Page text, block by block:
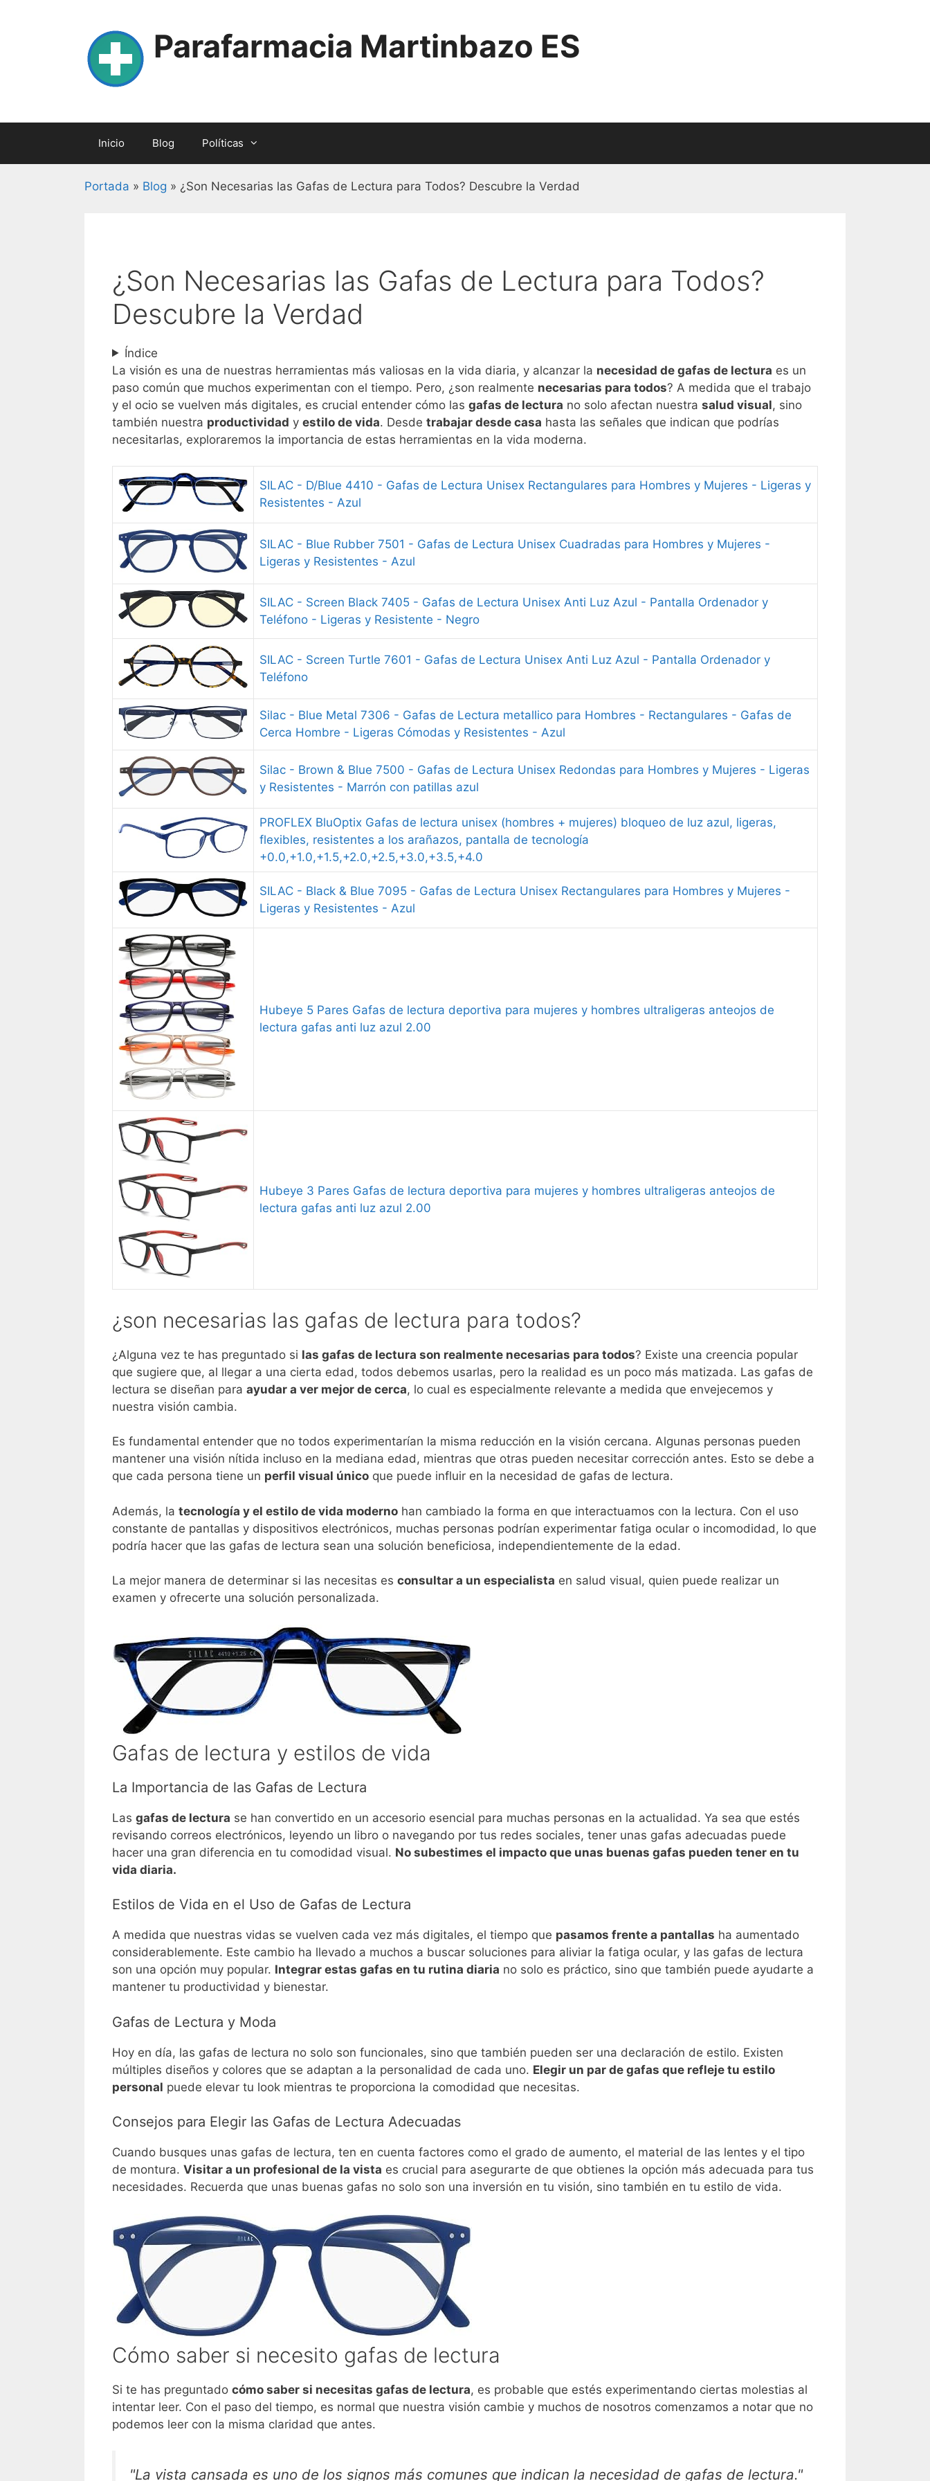
Parafarmacia Martinbazo ES
Inicio Blog Políticas
Portada » Blog » ¿Son Necesarias las Gafas de Lectura para Todos? Descubre la Verdad
¿Son Necesarias las Gafas de Lectura para Todos?
Descubre la Verdad
Índice
La visión es una de nuestras herramientas más valiosas en la vida diaria, y alcanzar la necesidad de gafas de lectura es un
paso común que muchos experimentan con el tiempo. Pero, ¿son realmente necesarias para todos? A medida que el trabajo
y el ocio se vuelven más digitales, es crucial entender cómo las gafas de lectura no solo afectan nuestra salud visual, sino
también nuestra productividad y estilo de vida. Desde trabajar desde casa hasta las señales que indican que podrías
necesitarlas, exploraremos la importancia de estas herramientas en la vida moderna.
SILAC - D/Blue 4410 - Gafas de Lectura Unisex Rectangulares para Hombres y Mujeres - Ligeras y
Resistentes - Azul
SILAC - Blue Rubber 7501 - Gafas de Lectura Unisex Cuadradas para Hombres y Mujeres -
Ligeras y Resistentes - Azul
SILAC - Screen Black 7405 - Gafas de Lectura Unisex Anti Luz Azul - Pantalla Ordenador y
Teléfono - Ligeras y Resistente - Negro
SILAC - Screen Turtle 7601 - Gafas de Lectura Unisex Anti Luz Azul - Pantalla Ordenador y
Teléfono
Silac - Blue Metal 7306 - Gafas de Lectura metallico para Hombres - Rectangulares - Gafas de
Cerca Hombre - Ligeras Cómodas y Resistentes - Azul
Silac - Brown & Blue 7500 - Gafas de Lectura Unisex Redondas para Hombres y Mujeres - Ligeras
y Resistentes - Marrón con patillas azul
PROFLEX BluOptix Gafas de lectura unisex (hombres + mujeres) bloqueo de luz azul, ligeras,
flexibles, resistentes a los arañazos, pantalla de tecnología
+0.0,+1.0,+1.5,+2.0,+2.5,+3.0,+3.5,+4.0
SILAC - Black & Blue 7095 - Gafas de Lectura Unisex Rectangulares para Hombres y Mujeres -
Ligeras y Resistentes - Azul
Hubeye 5 Pares Gafas de lectura deportiva para mujeres y hombres ultraligeras anteojos de
lectura gafas anti luz azul 2.00
Hubeye 3 Pares Gafas de lectura deportiva para mujeres y hombres ultraligeras anteojos de
lectura gafas anti luz azul 2.00
¿son necesarias las gafas de lectura para todos?
¿Alguna vez te has preguntado si las gafas de lectura son realmente necesarias para todos? Existe una creencia popular
que sugiere que, al llegar a una cierta edad, todos debemos usarlas, pero la realidad es un poco más matizada. Las gafas de
lectura se diseñan para ayudar a ver mejor de cerca, lo cual es especialmente relevante a medida que envejecemos y
nuestra visión cambia.
Es fundamental entender que no todos experimentarían la misma reducción en la visión cercana. Algunas personas pueden
mantener una visión nítida incluso en la mediana edad, mientras que otras pueden necesitar corrección antes. Esto se debe a
que cada persona tiene un perfil visual único que puede influir en la necesidad de gafas de lectura.
Además, la tecnología y el estilo de vida moderno han cambiado la forma en que interactuamos con la lectura. Con el uso
constante de pantallas y dispositivos electrónicos, muchas personas podrían experimentar fatiga ocular o incomodidad, lo que
podría hacer que las gafas de lectura sean una solución beneficiosa, independientemente de la edad.
La mejor manera de determinar si las necesitas es consultar a un especialista en salud visual, quien puede realizar un
examen y ofrecerte una solución personalizada.
Gafas de lectura y estilos de vida
La Importancia de las Gafas de Lectura
Las gafas de lectura se han convertido en un accesorio esencial para muchas personas en la actualidad. Ya sea que estés
revisando correos electrónicos, leyendo un libro o navegando por tus redes sociales, tener unas gafas adecuadas puede
hacer una gran diferencia en tu comodidad visual. No subestimes el impacto que unas buenas gafas pueden tener en tu
vida diaria.
Estilos de Vida en el Uso de Gafas de Lectura
A medida que nuestras vidas se vuelven cada vez más digitales, el tiempo que pasamos frente a pantallas ha aumentado
considerablemente. Este cambio ha llevado a muchos a buscar soluciones para aliviar la fatiga ocular, y las gafas de lectura
son una opción muy popular. Integrar estas gafas en tu rutina diaria no solo es práctico, sino que también puede ayudarte a
mantener tu productividad y bienestar.
Gafas de Lectura y Moda
Hoy en día, las gafas de lectura no solo son funcionales, sino que también pueden ser una declaración de estilo. Existen
múltiples diseños y colores que se adaptan a la personalidad de cada uno. Elegir un par de gafas que refleje tu estilo
personal puede elevar tu look mientras te proporciona la comodidad que necesitas.
Consejos para Elegir las Gafas de Lectura Adecuadas
Cuando busques unas gafas de lectura, ten en cuenta factores como el grado de aumento, el material de las lentes y el tipo
de montura. Visitar a un profesional de la vista es crucial para asegurarte de que obtienes la opción más adecuada para tus
necesidades. Recuerda que unas buenas gafas no solo son una inversión en tu visión, sino también en tu estilo de vida.
Cómo saber si necesito gafas de lectura
Si te has preguntado cómo saber si necesitas gafas de lectura, es probable que estés experimentando ciertas molestias al
intentar leer. Con el paso del tiempo, es normal que nuestra visión cambie y muchos de nosotros comenzamos a notar que no
podemos leer con la misma claridad que antes.
"La vista cansada es uno de los signos más comunes que indican la necesidad de gafas de lectura."